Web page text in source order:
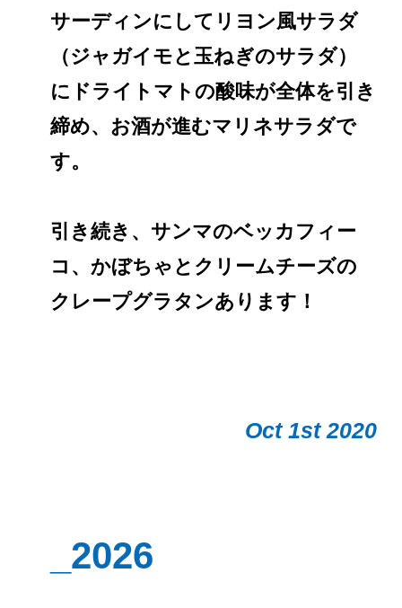
サーディンにしてリヨン風サラダ
（ジャガイモと玉ねぎのサラダ）
にドライトマトの酸味が全体を引き
締め、お酒が進むマリネサラダで
す。
引き続き、サンマのベッカフィー
コ、かぼちゃとクリームチーズの
クレープグラタンあります！
Oct 1st 2020
_2026